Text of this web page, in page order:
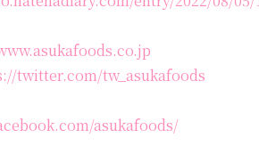
twitter.com/tw_asukafoods
asukafoods/